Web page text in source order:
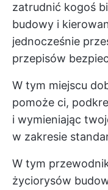
zatrudnić kogoś
budowy i
jednocześnie
przepisów
W tym miejscu
pomoże ci,
i wymieniając
w zakresie
W tym
życiorysów